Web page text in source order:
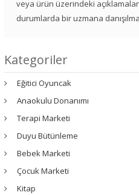
veya ürün üzerindeki
durumlarda bir uzmana
Kategoriler
Eğitici Oyuncak
Anaokulu Donanımı
Terapi Marketi
Duyu Bütünleme
Bebek Marketi
Çocuk Marketi
Kitap